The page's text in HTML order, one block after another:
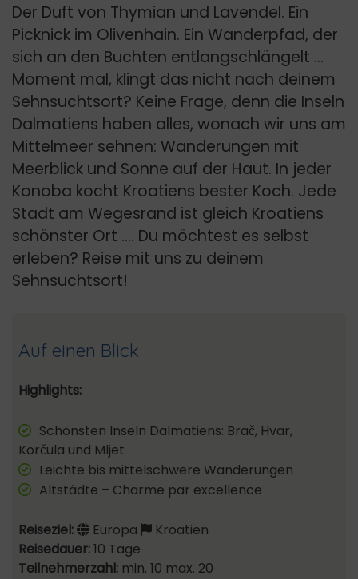
Der Duft von Thymian und Lavendel. Ein
Picknick im Olivenhain. Ein Wanderpfad, der
sich an den Buchten entlangschlängelt …
Moment mal, klingt das nicht nach deinem
Sehnsuchtsort? Keine Frage, denn die Inseln
Dalmatiens haben alles, wonach wir uns am
Mittelmeer sehnen: Wanderungen mit
Meerblick und Sonne auf der Haut. In jeder
Konoba kocht Kroatiens bester Koch. Jede
Stadt am Wegesrand ist gleich Kroatiens
schönster Ort …. Du möchtest es selbst
erleben? Reise mit uns zu deinem
Sehnsuchtsort!
Auf einen Blick
Highlights:
Schönsten Inseln Dalmatiens: Brač, Hvar,
Korčula und Mljet
Leichte bis mittelschwere Wanderungen
Altstädte – Charme par excellence
Reiseziel: Europa
Kroatien
Reisedauer:10 Tage
Teilnehmerzahl: min. 10 max. 20